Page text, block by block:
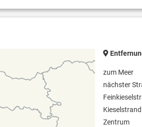
zum Meer
nächster
Kieselstrand
Zentrum